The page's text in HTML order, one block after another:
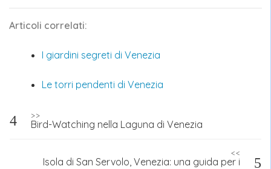
Articoli correlati:
I giardini segreti di Venezia
Le torri pendenti di Venezia
Navigazione
articoli
>>
Bird-Watching nella Laguna di Venezia
<<
Isola di San Servolo, Venezia: una guida per i